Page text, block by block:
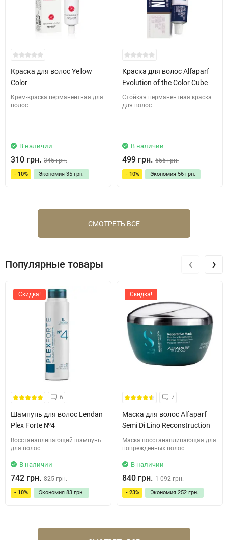
Краска для волос Yellow
Color
Крем-краска перманентная для
волос
В наличии
310 грн. 345 грн.
- 10% Экономия 35 грн.
Краска для волос Alfaparf
Evolution of the Color Cube
Стойкая перманентная краска
для волос
В наличии
499 грн. 555 грн.
- 10% Экономия 56 грн.
СМОТРЕТЬ ВСЕ
Популярные товары
Скидка!
6
Шампунь для волос Lendan
Plex Forte №4
Восстанавливающий шампунь
для волос
В наличии
742 грн. 825 грн.
- 10% Экономия 83 грн.
Скидка!
7
Маска для волос Alfaparf
Semi Di Lino Reconstruction
Маска восстанавливающая для
поврежденных волос
В наличии
840 грн. 1 092 грн.
- 23% Экономия 252 грн.
‹ ›